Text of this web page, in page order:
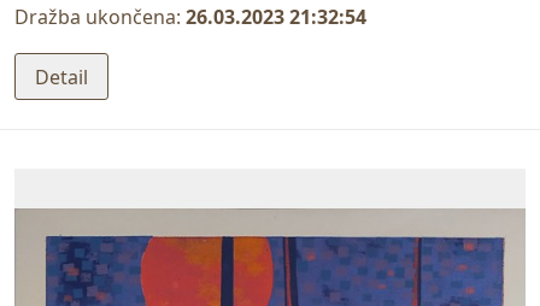
Dražba ukončena: 26.03.2023 21:32:54
Detail